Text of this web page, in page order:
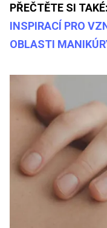
PŘEČTĚTE SI TAKÉ:
INSPIRACÍ PRO
OBLASTI